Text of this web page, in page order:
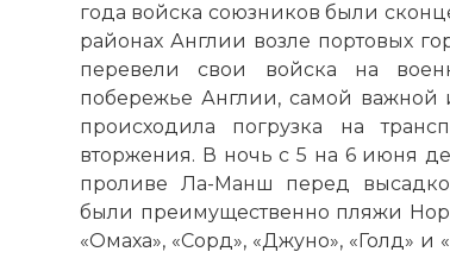
года войска союзников были
районах Англии возле портовых
перевели свои войска на
побережье Англии, самой важной
происходила погрузка на
вторжения. В ночь с 5 на 6 июня
проливе Ла-Манш перед
были преимущественно пляжи
«Омаха», «Сорд», «Джуно», «Голд»